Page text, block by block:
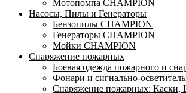
Мотопомпа CHAMPION
Насосы, Пилы и Генераторы
Бензопилы CHAMPION
Генераторы CHAMPION
Мойки CHAMPION
Снаряжение пожарных
Боевая одежда пожарного и
Фонари и сигнально-
Снаряжение пожарных: